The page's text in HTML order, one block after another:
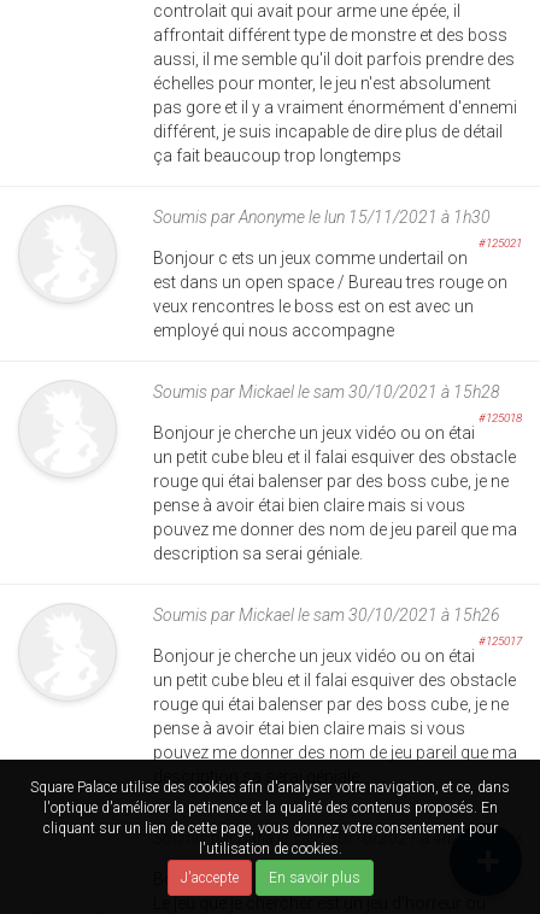
Square Palace utilise des cookies afin d'analyser votre navigation, et ce, dans
l'optique d'améliorer la petinence et la qualité des contenus proposés. En
cliquant sur un lien de cette page, vous donnez votre consentement pour
l'utilisation de cookies.
J'accepte
En savoir plus
controlait qui avait pour arme une épée, il
affrontait différent type de monstre et des boss
aussi, il me semble qu'il doit parfois prendre des
échelles pour monter, le jeu n'est absolument
pas gore et il y a vraiment énormément d'ennemi
différent, je suis incapable de dire plus de détail
ça fait beaucoup trop longtemps
Soumis parAnonymele lun 15/11/2021 à 1h30
#125021
Bonjour c ets un jeux comme undertail on
est dans un open space / Bureau tres rouge on
veux rencontres le boss est on est avec un
employé qui nous accompagne
Soumis parMickaelle sam 30/10/2021 à 15h28
#125018
Bonjour je cherche un jeux vidéo ou on étai
un petit cube bleu et il falai esquiver des obstacle
rouge qui étai balenser par des boss cube, je ne
pense à avoir étai bien claire mais si vous
pouvez me donner des nom de jeu pareil que ma
description sa serai géniale.
Soumis parMickaelle sam 30/10/2021 à 15h26
#125017
Bonjour je cherche un jeux vidéo ou on étai
un petit cube bleu et il falai esquiver des obstacle
rouge qui étai balenser par des boss cube, je ne
pense à avoir étai bien claire mais si vous
pouvez me donner des nom de jeu pareil que ma
description sa serai géniale.
Soumis parSafiale sam 30/10/2021 à 4h24
Bonjour,